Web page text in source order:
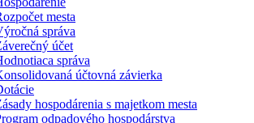
mesta
správa
účet
správa
účtovná závierka
hospodárenia s majetkom mesta
odpadového hospodárstva